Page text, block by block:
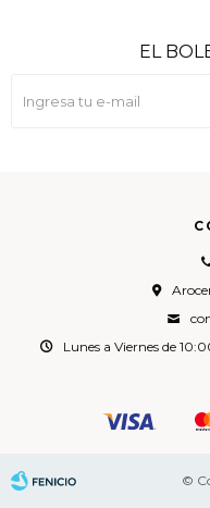
Lunes a Viernes de
EL
©